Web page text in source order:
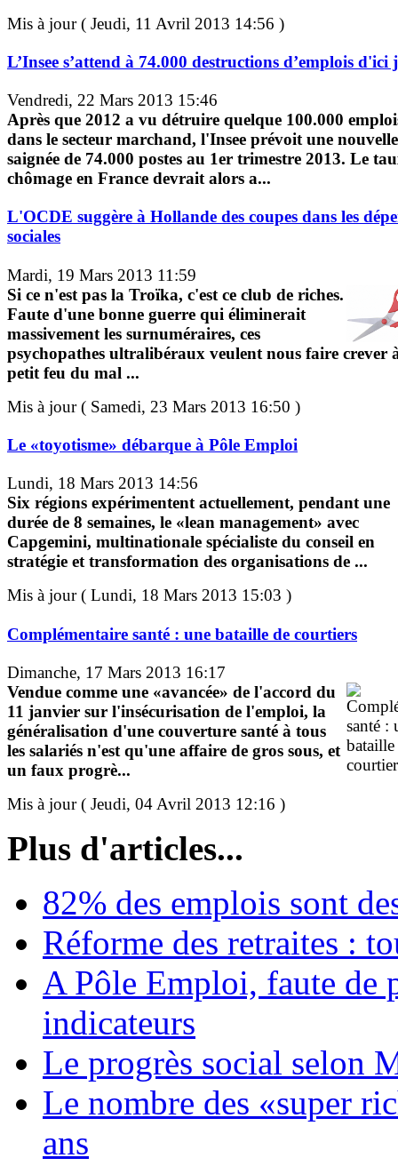
Mis à jour ( Jeudi, 11 Avril 2013 14:56 )
L’Insee s’attend à 74.000 destructions d’emplois d'ici
Vendredi, 22 Mars 2013 15:46
Après que 2012 a vu détruire quelque 100.000
dans le secteur marchand, l'Insee prévoit une nouvelle
saignée de 74.000 postes au 1er trimestre 2013. Le
chômage en France devrait alors a...
L'OCDE suggère à Hollande des coupes dans les
sociales
Mardi, 19 Mars 2013 11:59
Si ce n'est pas la Troïka, c'est ce club de riches.
Faute d'une bonne guerre qui éliminerait
massivement les surnuméraires, ces
psychopathes ultralibéraux veulent nous faire crever
petit feu du mal ...
Mis à jour ( Samedi, 23 Mars 2013 16:50 )
Le «toyotisme» débarque à Pôle Emploi
Lundi, 18 Mars 2013 14:56
Six régions expérimentent actuellement, pendant une
durée de 8 semaines, le «lean management» avec
Capgemini, multinationale spécialiste du conseil en
stratégie et transformation des organisations de ...
Mis à jour ( Lundi, 18 Mars 2013 15:03 )
Complémentaire santé : une bataille de courtiers
Dimanche, 17 Mars 2013 16:17
Vendue comme une «avancée» de l'accord du
11 janvier sur l'insécurisation de l'emploi, la
généralisation d'une couverture santé à tous
les salariés n'est qu'une affaire de gros sous, et
un faux progrè...
Mis à jour ( Jeudi, 04 Avril 2013 12:16 )
Plus d'articles...
82% des emplois sont
Réforme des retraites :
A Pôle Emploi, faute de
indicateurs
Le progrès social selon
Le nombre des «super
ans